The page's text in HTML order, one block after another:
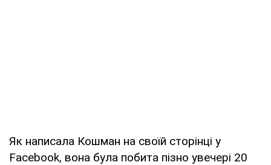
Як написала Кошман на своїй сторінці у
Facebook, вона була побита пізно увечері 20